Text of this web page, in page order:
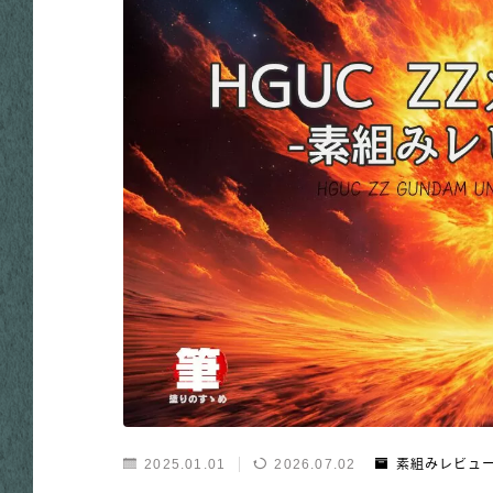
2025.01.01 2026.07.02 素組みレビュ